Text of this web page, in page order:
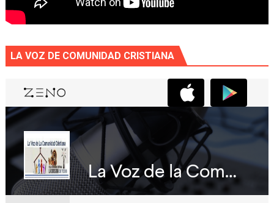
LA VOZ DE COMUNIDAD CRISTIANA